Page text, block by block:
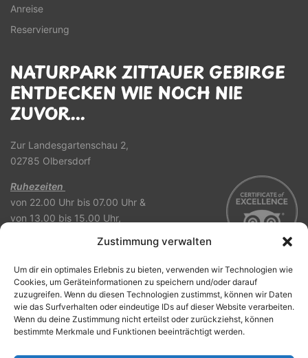
Zustimmung verwalten
Um dir ein optimales Erlebnis zu bieten, verwenden wir Technologien wie
Cookies, um Geräteinformationen zu speichern und/oder darauf
zuzugreifen. Wenn du diesen Technologien zustimmst, können wir Daten
wie das Surfverhalten oder eindeutige IDs auf dieser Website verarbeiten.
Wenn du deine Zustimmung nicht erteilst oder zurückziehst, können
bestimmte Merkmale und Funktionen beeinträchtigt werden.
Anreise
Reservierung
NATURPARK ZITTAUER GEBIRGE
ENTDECKEN WIE NOCH NIE
ZUVOR...
Zur Landesgartenschau 2,
02785 Olbersdorf
Ruhezeiten
von 22.00 Uhr bis 07.00 Uhr &
von 13.00 bis 15.00 Uhr,
Impressum Datenschutz Cookie Platzordnung